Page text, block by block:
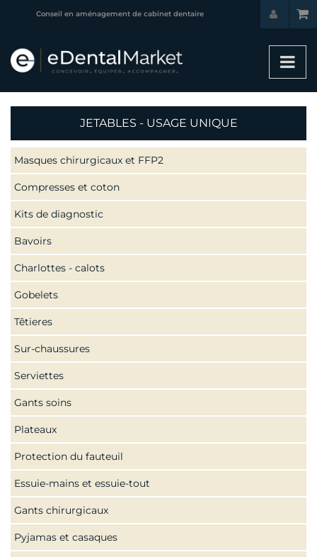
Conseil en aménagement de cabinet dentaire
JETABLES - USAGE UNIQUE
Masques chirurgicaux et FFP2
Compresses et coton
Kits de diagnostic
Bavoirs
Charlottes - calots
Gobelets
Têtieres
Sur-chaussures
Serviettes
Gants soins
Plateaux
Protection du fauteuil
Essuie-mains et essuie-tout
Gants chirurgicaux
Pyjamas et casaques